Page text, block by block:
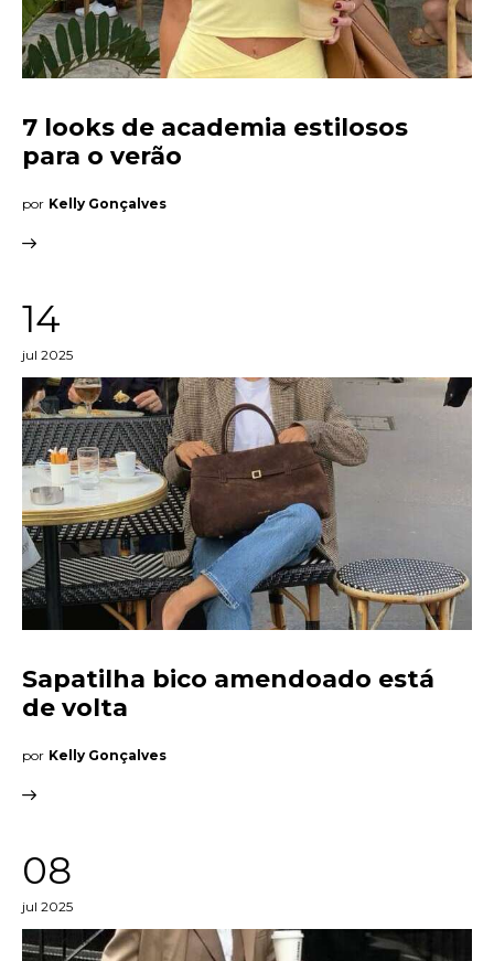
7 looks de academia estilosos
para o verão
por Kelly Gonçalves
14
jul 2025
Sapatilha bico amendoado está
de volta
por Kelly Gonçalves
08
jul 2025